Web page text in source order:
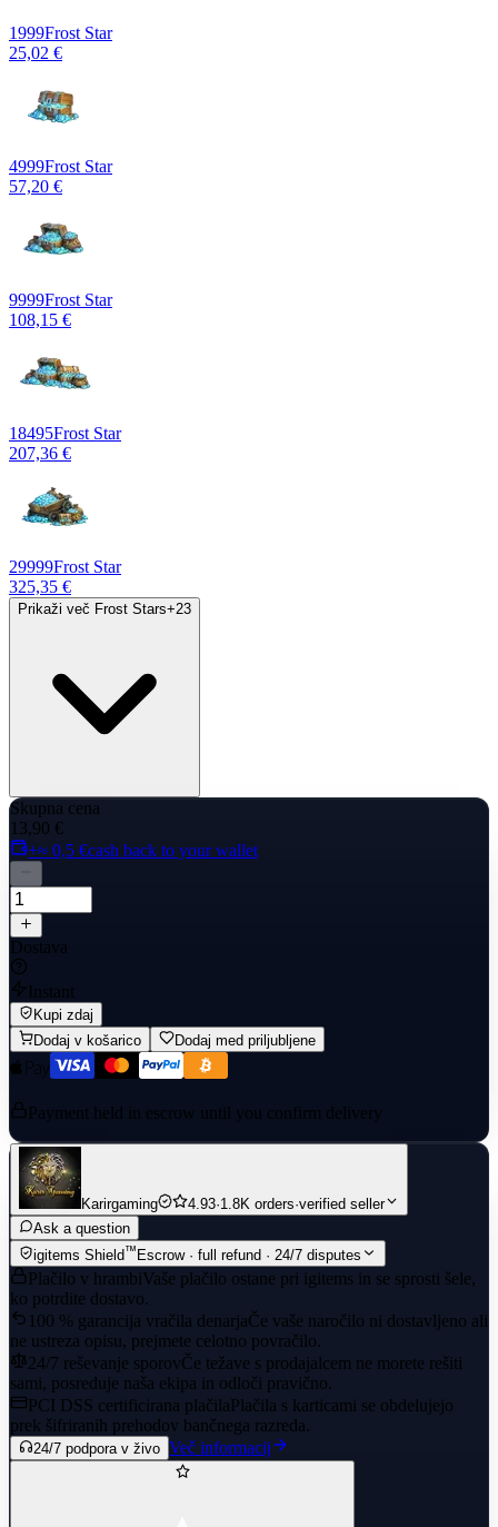
1999Frost Star
25,02 €
4999Frost Star
57,20 €
9999Frost Star
108,15 €
18495Frost Star
207,36 €
29999Frost Star
325,35 €
Prikaži več Frost Stars+23
Skupna cena
13,90 €
+≈ 0,5 €cash back to your wallet
Dostava
Instant
Kupi zdaj
Dodaj v košarico
Dodaj med priljubljene
Payment held in escrow until you confirm delivery
Karirgaming 4.93·1.8K orders·verified seller
Ask a question
igitems Shield™ Escrow · full refund · 24/7 disputes
Plačilo v hrambiVaše plačilo ostane pri igitems in se sprosti šele,
ko potrdite dostavo.
100 % garancija vračila denarjaČe vaše naročilo ni dostavljeno ali
ne ustreza opisu, prejmete celotno povračilo.
24/7 reševanje sporovČe težave s prodajalcem ne morete rešiti
sami, posreduje naša ekipa in odloči pravično.
PCI DSS certificirana plačilaPlačila s karticami se obdelujejo
prek šifriranih prehodov bančnega razreda.
24/7 podpora v živo Več informacij